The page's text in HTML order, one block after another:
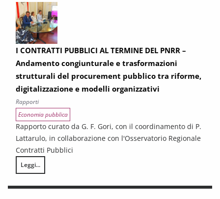
I CONTRATTI PUBBLICI AL TERMINE DEL PNRR –
Andamento congiunturale e trasformazioni
strutturali del procurement pubblico tra riforme,
digitalizzazione e modelli organizzativi
Rapporti
Economia pubblica
Rapporto curato da G. F. Gori, con il coordinamento di P.
Lattarulo, in collaborazione con l'Osservatorio Regionale
Contratti Pubblici
Leggi...
I CONTRATTI PUBBLICI AL TERMINE DEL PNRR – Andamento